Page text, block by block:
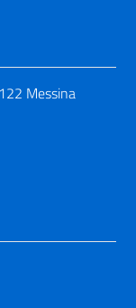
Messina